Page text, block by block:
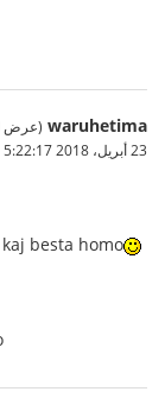
waruhetima (عرض
23 أبريل، 2018 5:22:17 ص
besta homo